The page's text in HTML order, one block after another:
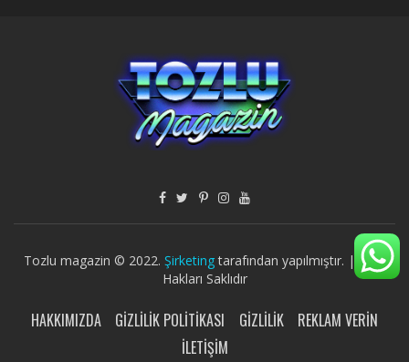
Tozlu magazin © 2022. Şirketingtarafından yapılmıştır. | Tüm
Hakları Saklıdır
HAKKIMIZDA GIZLILIK POLITIKASI GIZLILIK
REKLAM VERIN
İLETIŞIM